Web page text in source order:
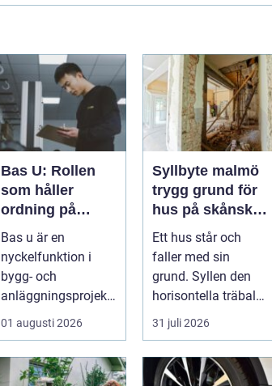
Bas U: Rollen
som håller
ordning på
arbetsmiljön i
byggprojekt
Bas u är en
nyckelfunktion i
bygg- och
anläggningsprojekt,
med ansvar för att
01 augusti 2026
Syllbyte malmö
trygg grund för
hus på skånsk
mark
Ett hus står och
faller med sin
grund. Syllen den
horisontella träbalk
som bär upp
31 juli 2026